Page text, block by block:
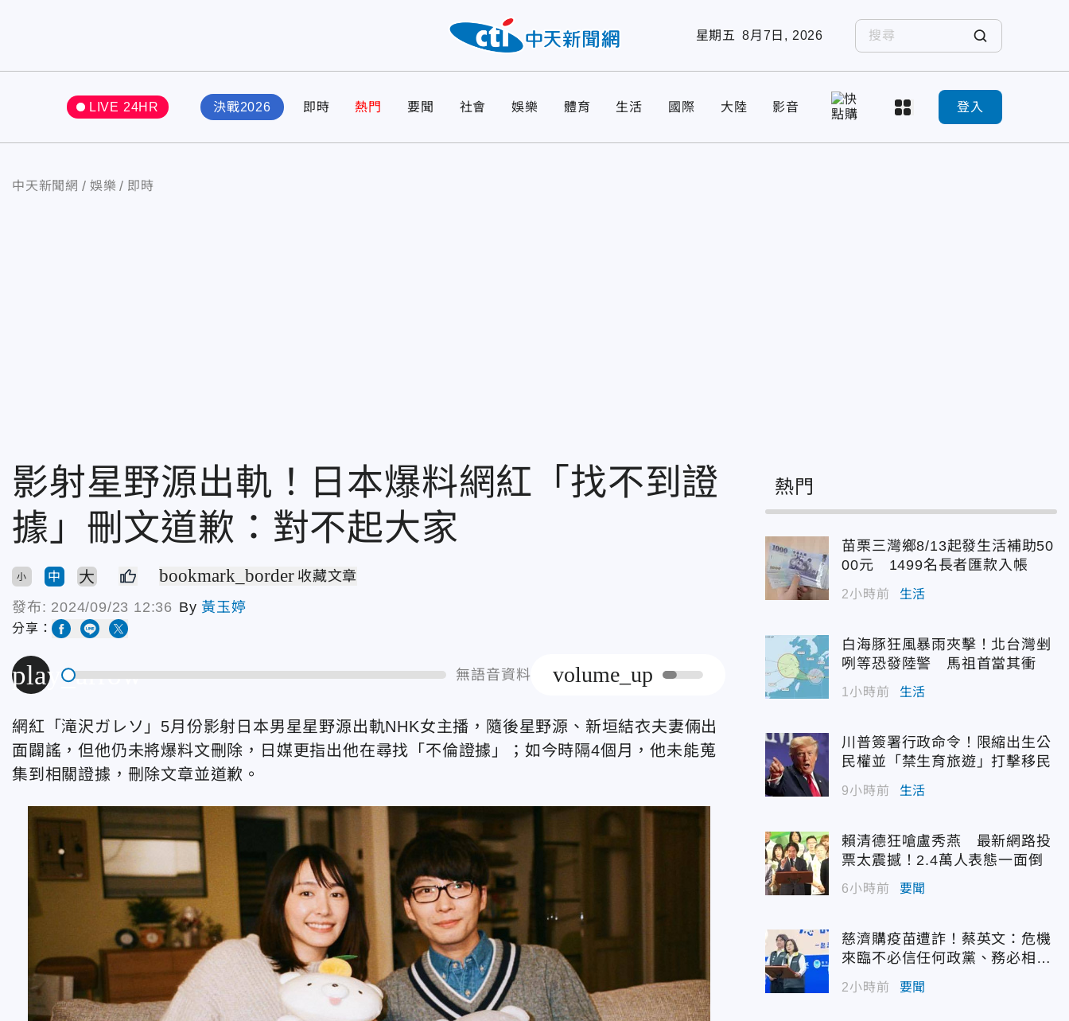
星期五 8月7日, 2026
LIVE 24HR 決戰2026 即時 熱門 要聞 社會 娛樂 體育 生活 國際 大陸 影音 登入
中天新聞網 娛樂 即時
影射星野源出軌！日本爆料網紅「找不到證
據」刪文道歉：對不起大家
小 中 大 bookmark_border 收藏文章
發布: 2024/09/23 12:36 By 黃玉婷
分享：
play_arrow 無語音資料 volume_up
網紅「滝沢ガレソ」5月份影射日本男星星野源出軌NHK女主播，隨後星野源、新垣結衣夫妻倆出
面闢謠，但他仍未將爆料文刪除，日媒更指出他在尋找「不倫證據」；如今時隔4個月，他未能蒐
集到相關證據，刪除文章並道歉。
熱門
苗栗三灣鄉8/13起發生活補助50
00元 1499名長者匯款入帳
2小時前 生活
白海豚狂風暴雨夾擊！北台灣剉
咧等恐發陸警 馬祖首當其衝
1小時前 生活
川普簽署行政命令！限縮出生公
民權並「禁生育旅遊」打擊移民
9小時前 生活
賴清德狂嗆盧秀燕 最新網路投
票太震撼！2.4萬人表態一面倒
6小時前 要聞
慈濟購疫苗遭詐！蔡英文：危機
來臨不必信任何政黨、務必相信
專業
2小時前 要聞